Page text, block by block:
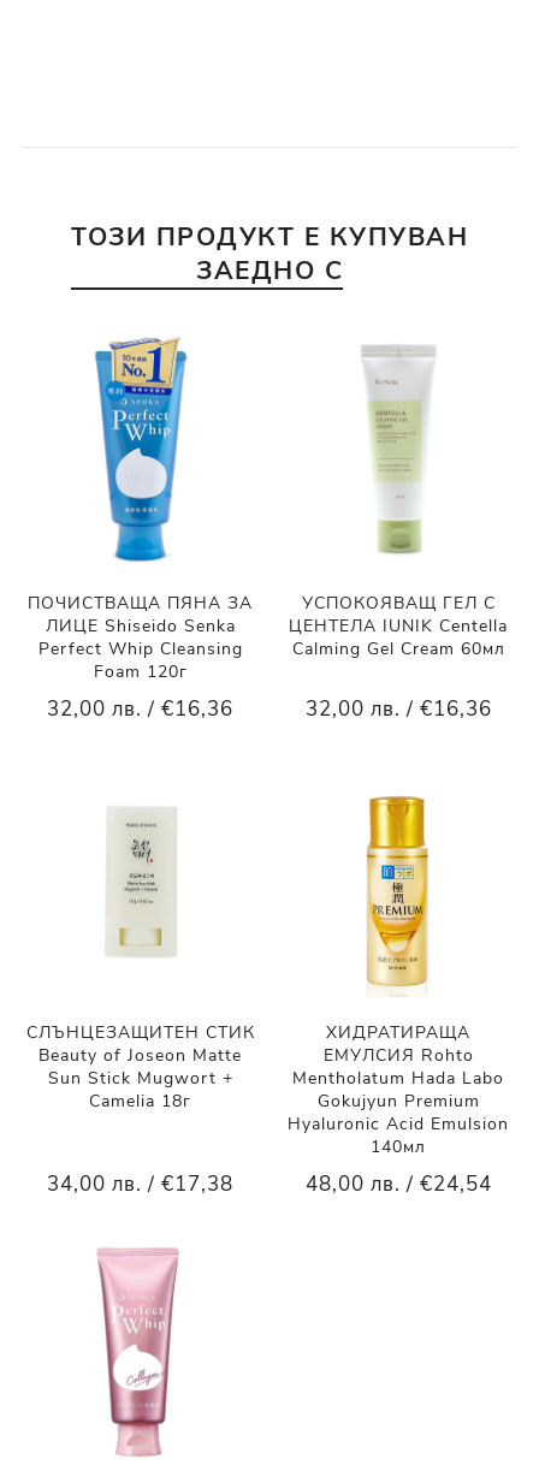
ТОЗИ ПРОДУКТ Е КУПУВАН
ЗАЕДНО С
ПОЧИСТВАЩА ПЯНА ЗА
ЛИЦЕ Shiseido Senka
Perfect Whip Cleansing
Foam 120г
32,00 лв. / €16,36
УСПОКОЯВАЩ ГЕЛ С
ЦЕНТЕЛА IUNIK Centella
Calming Gel Cream 60мл
32,00 лв. / €16,36
СЛЪНЦЕЗАЩИТЕН СТИК
Beauty of Joseon Matte
Sun Stick Mugwort +
Camelia 18г
34,00 лв. / €17,38
ХИДРАТИРАЩА
ЕМУЛСИЯ Rohto
Mentholatum Hada Labo
Gokujyun Premium
Hyaluronic Acid Emulsion
140мл
48,00 лв. / €24,54